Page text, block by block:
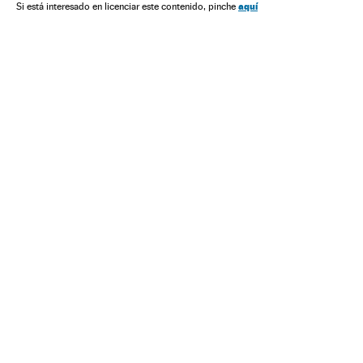
Sociedade Verne
Si está interesado en licenciar este contenido, pinche aquí